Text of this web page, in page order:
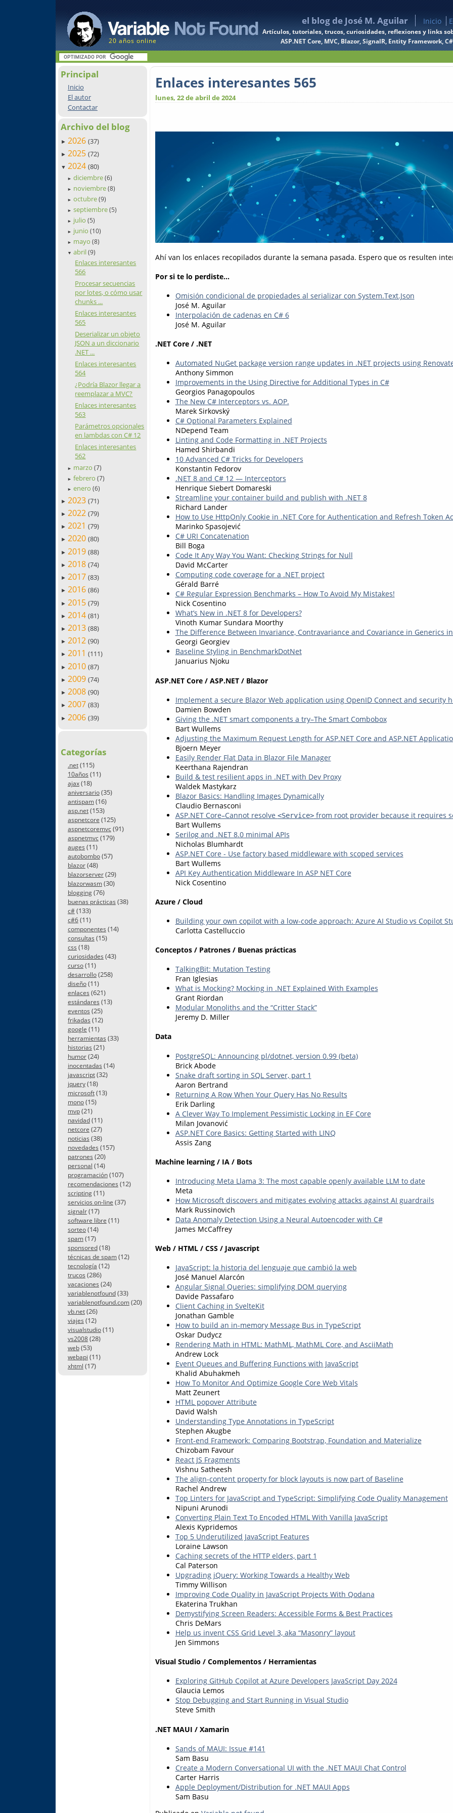
20 años online
el blog de José M. Aguilar Inicio
Artículos, tutoriales, trucos, curiosidades, reflexiones y links
ASP.NET Core, MVC, Blazor, SignalR, Entity Framework,
Principal
Inicio
El autor
Contactar
Archivo del blog
► 2026 (37)
► 2025 (72)
▼ 2024 (80)
► diciembre(6)
► noviembre(8)
► octubre(9)
► septiembre(5)
► julio(5)
► junio(10)
► mayo(8)
▼ abril(9)
Enlaces interesantes
566
Procesar secuencias
por lotes, o cómo usar
chunks ...
Enlaces interesantes
565
Deserializar un objeto
JSON a un diccionario
.NET ...
Enlaces interesantes
564
¿Podría Blazor llegar a
reemplazar a MVC?
Enlaces interesantes
563
Parámetros opcionales
en lambdas con C# 12
Enlaces interesantes
562
► marzo(7)
► febrero(7)
► enero(6)
► 2023 (71)
► 2022 (79)
► 2021 (79)
► 2020 (80)
► 2019 (88)
► 2018 (74)
► 2017 (83)
► 2016 (86)
► 2015 (79)
► 2014 (81)
► 2013 (88)
► 2012 (90)
► 2011 (111)
► 2010 (87)
► 2009 (74)
► 2008 (90)
► 2007 (83)
► 2006 (39)
Categorías
.net(115)
10años (11)
ajax(18)
aniversario(35)
antispam(16)
asp.net(153)
aspnetcore (125)
aspnetcoremvc(91)
aspnetmvc(179)
auges (11)
autobombo(57)
blazor(48)
blazorserver(29)
blazorwasm(30)
blogging(76)
buenas prácticas (38)
c#(133)
c#6(11)
componentes (14)
consultas (15)
css (18)
curiosidades (43)
curso(11)
desarrollo(258)
diseño(11)
enlaces (621)
estándares (13)
eventos (25)
frikadas (12)
google (11)
herramientas (33)
historias (21)
humor(24)
inocentadas (14)
javascript(32)
jquery(18)
microsoft(13)
mono(15)
mvp(21)
navidad(11)
netcore (27)
noticias (38)
novedades (157)
patrones (20)
personal (14)
programación(107)
recomendaciones (12)
scripting(11)
servicios on-line (37)
signalr(17)
software libre (11)
sorteo(14)
spam(17)
sponsored(18)
técnicas de spam(12)
tecnología (12)
trucos (286)
vacaciones (24)
variablenotfound(33)
variablenotfound.com(20)
vb.net(26)
viajes (12)
visualstudio(11)
vs2008(28)
web(53)
webapi (11)
xhtml (17)
Enlaces interesantes 565
lunes, 22 de abril de 2024
Ahí van los enlaces recopilados durante la semana pasada. Espero que os resulten
Por si te lo perdiste...
Omisión condicional de propiedades al serializar con System.Text.Json
José M. Aguilar
Interpolación de cadenas en C# 6
José M. Aguilar
.NET Core / .NET
Automated NuGet package version range updates in .NET projects using
Anthony Simmon
Improvements in the Using Directive for Additional Types in C#
Georgios Panagopoulos
The New C# Interceptors vs. AOP.
Marek Sirkovský
C# Optional Parameters Explained
NDepend Team
Linting and Code Formatting in .NET Projects
Hamed Shirbandi
10 Advanced C# Tricks for Developers
Konstantin Fedorov
.NET 8 and C# 12 — Interceptors
Henrique Siebert Domareski
Streamline your container build and publish with .NET 8
Richard Lander
How to Use HttpOnly Cookie in .NET Core for Authentication and Refresh Token
Marinko Spasojević
C# URI Concatenation
Bill Boga
Code It Any Way You Want: Checking Strings for Null
David McCarter
Computing code coverage for a .NET project
Gérald Barré
C# Regular Expression Benchmarks – How To Avoid My Mistakes!
Nick Cosentino
What’s New in .NET 8 for Developers?
Vinoth Kumar Sundara Moorthy
The Difference Between Invariance, Contravariance and Covariance in Generics
Georgi Georgiev
Baseline Styling in BenchmarkDotNet
Januarius Njoku
ASP.NET Core / ASP.NET / Blazor
Implement a secure Blazor Web application using OpenID Connect and security
Damien Bowden
Giving the .NET smart components a try–The Smart Combobox
Bart Wullems
Adjusting the Maximum Request Length for ASP.NET Core and ASP.NET
Bjoern Meyer
Easily Render Flat Data in Blazor File Manager
Keerthana Rajendran
Build & test resilient apps in .NET with Dev Proxy
Waldek Mastykarz
Blazor Basics: Handling Images Dynamically
Claudio Bernasconi
ASP.NET Core–Cannot resolve <Service>from root provider because it requires
Bart Wullems
Serilog and .NET 8.0 minimal APIs
Nicholas Blumhardt
ASP.NET Core - Use factory based middleware with scoped services
Bart Wullems
API Key Authentication Middleware In ASP NET Core
Nick Cosentino
Azure / Cloud
Building your own copilot with a low-code approach: Azure AI Studio vs Copilot
Carlotta Castelluccio
Conceptos / Patrones / Buenas prácticas
TalkingBit: Mutation Testing
Fran Iglesias
What is Mocking? Mocking in .NET Explained With Examples
Grant Riordan
Modular Monoliths and the “Critter Stack”
Jeremy D. Miller
Data
PostgreSQL: Announcing pl/dotnet, version 0.99 (beta)
Brick Abode
Snake draft sorting in SQL Server, part 1
Aaron Bertrand
Returning A Row When Your Query Has No Results
Erik Darling
A Clever Way To Implement Pessimistic Locking in EF Core
Milan Jovanović
ASP.NET Core Basics: Getting Started with LINQ
Assis Zang
Machine learning / IA / Bots
Introducing Meta Llama 3: The most capable openly available LLM to date
Meta
How Microsoft discovers and mitigates evolving attacks against AI guardrails
Mark Russinovich
Data Anomaly Detection Using a Neural Autoencoder with C#
James McCaffrey
Web / HTML / CSS / Javascript
JavaScript: la historia del lenguaje que cambió la web
José Manuel Alarcón
Angular Signal Queries: simplifying DOM querying
Davide Passafaro
Client Caching in SvelteKit
Jonathan Gamble
How to build an in-memory Message Bus in TypeScript
Oskar Dudycz
Rendering Math in HTML: MathML, MathML Core, and AsciiMath
Andrew Lock
Event Queues and Buffering Functions with JavaScript
Khalid Abuhakmeh
How To Monitor And Optimize Google Core Web Vitals
Matt Zeunert
HTML popover Attribute
David Walsh
Understanding Type Annotations in TypeScript
Stephen Akugbe
Front-end Framework: Comparing Bootstrap, Foundation and Materialize
Chizobam Favour
React JS Fragments
Vishnu Satheesh
The align-content property for block layouts is now part of Baseline
Rachel Andrew
Top Linters for JavaScript and TypeScript: Simplifying Code Quality Management
Nipuni Arunodi
Converting Plain Text To Encoded HTML With Vanilla JavaScript
Alexis Kypridemos
Top 5 Underutilized JavaScript Features
Loraine Lawson
Caching secrets of the HTTP elders, part 1
Cal Paterson
Upgrading jQuery: Working Towards a Healthy Web
Timmy Willison
Improving Code Quality in JavaScript Projects With Qodana
Ekaterina Trukhan
Demystifying Screen Readers: Accessible Forms & Best Practices
Chris DeMars
Help us invent CSS Grid Level 3, aka “Masonry” layout
Jen Simmons
Visual Studio / Complementos / Herramientas
Exploring GitHub Copilot at Azure Developers JavaScript Day 2024
Glaucia Lemos
Stop Debugging and Start Running in Visual Studio
Steve Smith
.NET MAUI / Xamarin
Sands of MAUI: Issue #141
Sam Basu
Create a Modern Conversational UI with the .NET MAUI Chat Control
Carter Harris
Apple Deployment/Distribution for .NET MAUI Apps
Sam Basu